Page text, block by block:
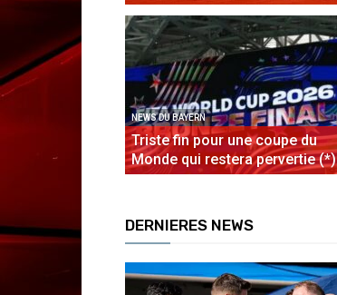
NEWS DU BAYERN
Triste fin pour une coupe du
Monde qui restera pervertie (*)
DERNIERES NEWS